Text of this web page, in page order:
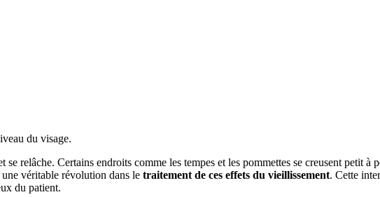
du visage.
relâche. Certains endroits comme les tempes et les pommettes se creusent petit à
une véritable révolution dans le traitement de ces effets du vieillissement. Cette
du patient.